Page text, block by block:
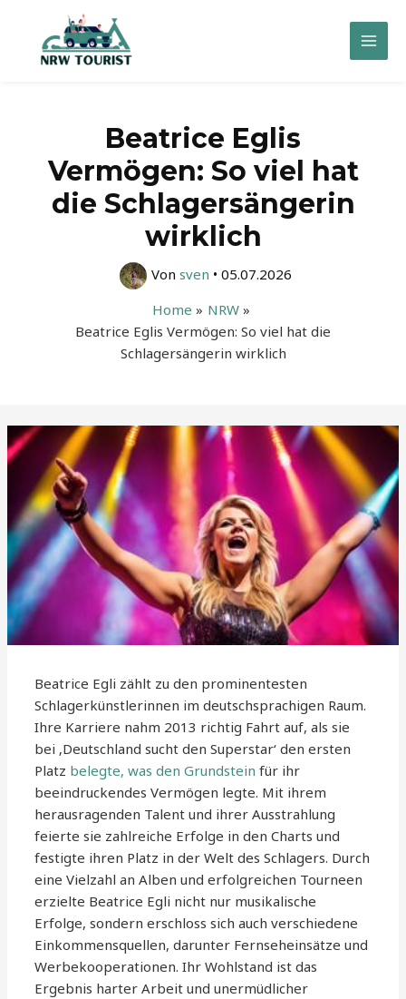
springen
Main
Beatrice Eglis
Vermögen: So viel hat
die Schlagersängerin
wirklich
Von sven • 05.07.2026
Home
NRW
Beatrice Eglis Vermögen: So viel hat die
Schlagersängerin wirklich
Beatrice Egli zählt zu den prominentesten
Schlagerkünstlerinnen im deutschsprachigen Raum.
Ihre Karriere nahm 2013 richtig Fahrt auf, als sie
bei ‚Deutschland sucht den Superstar‘ den ersten
Platz belegte, was den Grundstein für ihr
beeindruckendes Vermögen legte. Mit ihrem
herausragenden Talent und ihrer Ausstrahlung
feierte sie zahlreiche Erfolge in den Charts und
festigte ihren Platz in der Welt des Schlagers. Durch
eine Vielzahl an Alben und erfolgreichen Tourneen
erzielte Beatrice Egli nicht nur musikalische
Erfolge, sondern erschloss sich auch verschiedene
Einkommensquellen, darunter Fernseheinsätze und
Werbekooperationen. Ihr Wohlstand ist das
Ergebnis harter Arbeit und unermüdlicher